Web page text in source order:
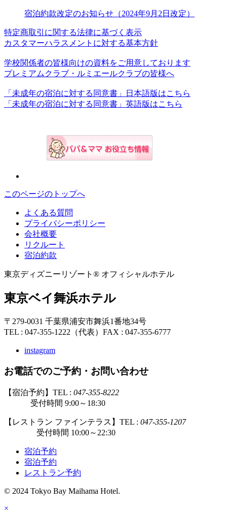
宿泊約款改定のお知らせ（2024年9月2日改定）
特定商取引に関する法律に基づく表示
カスタマーハラスメントに対する基本方針
学校関係者の皆様向けの資料をご用意しております
プレミアムクラブ・ルミエールクラブの皆様へ
「未成年の宿泊に対する同意書」日本語版はこちら
「未成年の宿泊に対する同意書」英語版はこちら
このページのトップへ
よくある質問
プライバシーポリシー
会社概要
リクルート
宿泊約款
東京ディズニーリゾート® オフィシャルホテル
東京ベイ舞浜ホテル
〒279-0031 千葉県浦安市舞浜1番地34号
TEL : 047-355-1222（代表） FAX : 047-355-6777
instagram
お電話でのご予約・お問い合わせ
【宿泊予約】TEL : 047-355-8222
受付時間 9:00～18:30
【レストラン ファインテラス】TEL : 047-355-1207
受付時間 10:00～22:30
宿泊予約
宿泊予約
レストラン予約
© 2024 Tokyo Bay Maihama Hotel.
×